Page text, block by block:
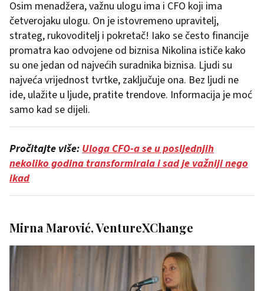
Osim menadžera, važnu ulogu ima i CFO koji ima
četverojaku ulogu. On je istovremeno upravitelj,
strateg, rukovoditelj i pokretač! Iako se često financije
promatra kao odvojene od biznisa Nikolina ističe kako
su one jedan od najvećih suradnika biznisa. Ljudi su
najveća vrijednost tvrtke, zaključuje ona. Bez ljudi ne
ide, ulažite u ljude, pratite trendove. Informacija je moć
samo kad se dijeli.
Pročitajte više: Uloga CFO-a se u posljednjih
nekoliko godina transformirala i sad je važniji nego
ikad
Mirna Marović, VentureXChange